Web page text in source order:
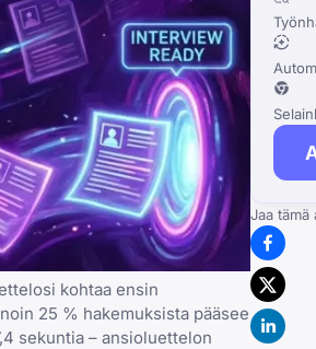
kohtaa ensin
25 % hakemuksista pääsee
sekuntia – ansioluettelon
Jaa tämä